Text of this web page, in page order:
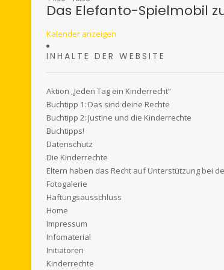
Das Elefanto-Spielmobil
Kalender anzeigen
INHALTE DER WEBSITE
Aktion „Jeden Tag ein Kinderrecht“
Buchtipp 1: Das sind deine Rechte
Buchtipp 2: Justine und die Kinderrechte
Buchtipps!
Datenschutz
Die Kinderrechte
Eltern haben das Recht auf Unterstützung bei
Fotogalerie
Haftungsausschluss
Home
Impressum
Infomaterial
Initiatoren
Kinderrechte